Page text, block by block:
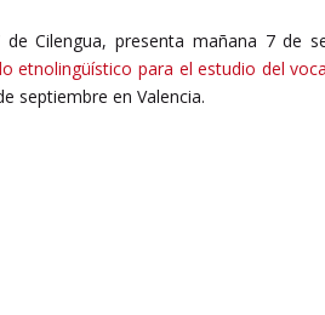
Cilengua, presenta mañana 7 de
etnolingüístico para el estudio del
septiembre en Valencia.